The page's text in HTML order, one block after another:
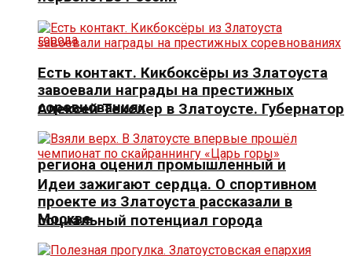
Алексей Текслер в Златоусте. Губернатор
региона оценил промышленный и
социальный потенциал города
Есть контакт. Кикбоксёры из Златоуста
завоевали награды на престижных
соревнованиях
Идеи зажигают сердца. О спортивном
проекте из Златоуста рассказали в
Москве